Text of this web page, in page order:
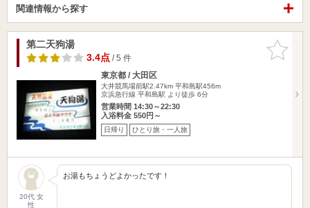
関連情報から探す
お気に入
りに追加
第二天狗湯
3.4点/ 5 件
東京都 / 大田区
大井競馬場前駅2.47km 平和島駅456m
京浜急行線 平和島駅 より徒歩 6分
営業時間 14:30～22:30
入浴料金 550円～
日帰り ひとり旅・一人旅
20代 女
性
お湯もちょうどよかったです！